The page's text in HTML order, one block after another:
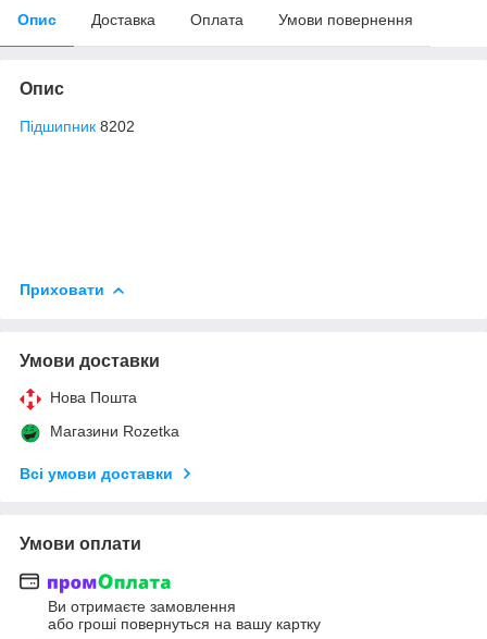
Опис Доставка Оплата Умови повернення
Опис
Підшипник 8202
Приховати
Умови доставки
Нова Пошта
Магазини Rozetka
Всі умови доставки
Умови оплати
Ви отримаєте замовлення
або гроші повернуться на вашу картку